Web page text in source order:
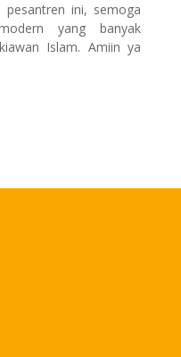
pesantren ini, semoga
yang banyak
Islam. Amiin ya